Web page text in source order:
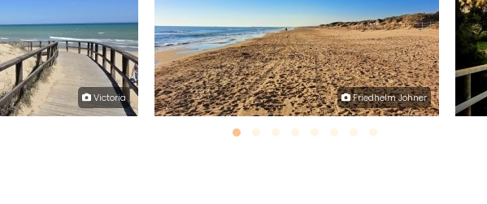
Victoria Friedhelm Johner